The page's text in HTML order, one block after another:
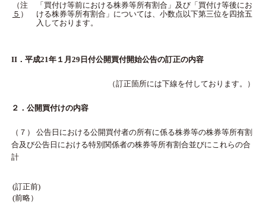
（注
５ ）
「買付け等前における株券等所有割合」及び「買付け等後にお
ける株券等所有割合」については、小数点以下第三位を四捨五
入しております。
II．平成21年１月29日付公開買付開始公告の訂正の内容
（訂正箇所には下線を付しております。）
２．公開買付けの内容
（７） 公告日における公開買付者の所有に係る株券等の株券等所有割
合及び公告日における特別関係者の株券等所有割合並びにこれらの合
計
(訂正前)
(前略）